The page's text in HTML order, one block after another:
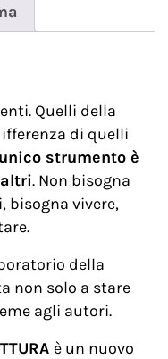
Quelli della
di quelli
strumento è
. Non bisogna
bisogna vivere,
della
non solo a stare
agli autori.
è un nuovo